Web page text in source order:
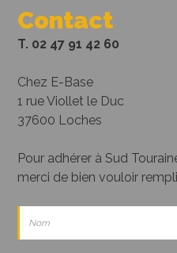
Contact
T. 02 47 91 42 60
Chez E-Base
1 rue Viollet le Duc
37600 Loches
Pour adhérer à Sud
merci de bien vouloir